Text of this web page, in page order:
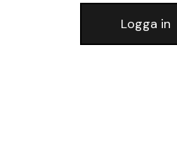
Logga in